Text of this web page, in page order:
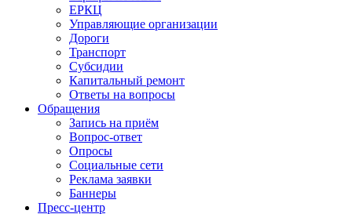
ЕРКЦ
Управляющие организации
Дороги
Транспорт
Субсидии
Капитальный ремонт
Ответы на вопросы
Обращения
Запись на приём
Вопрос-ответ
Опросы
Социальные сети
Реклама заявки
Баннеры
Пресс-центр